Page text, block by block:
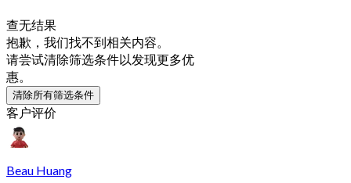
查无结果
抱歉，我们找不到相关内容。
请尝试清除筛选条件以发现更多优
惠。
清除所有筛选条件
客户评价
Beau Huang